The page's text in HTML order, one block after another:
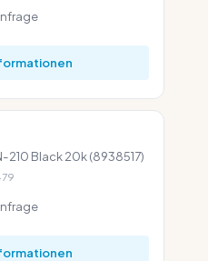
210 Black 20k (8938517)